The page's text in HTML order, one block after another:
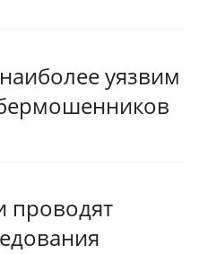
уязвим
проводят